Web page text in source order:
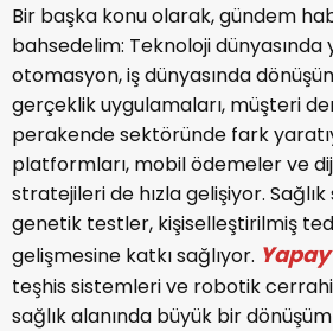
Bir başka konu olarak, gündem
bahsedelim: Teknoloji
otomasyon, iş dünyasında
gerçeklik uygulamaları, müşteri
perakende sektöründe fark
platformları, mobil ödemeler ve
stratejileri de hızla gelişiyor.
genetik testler, kişiselleştirilmiş
gelişmesine katkı sağlıyor.
teşhis sistemleri ve robotik
sağlık alanında büyük bir